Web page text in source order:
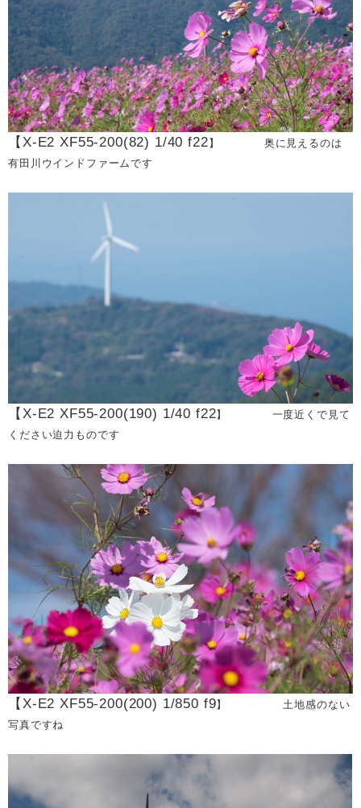
【X-E2 XF55-200(82) 1/40 f22 】 奥に見えるのは
有田川ウインドファームです
【X-E2 XF55-200(190) 1/40 f22】 一度近くで見て
ください迫力ものです
【X-E2 XF55-200(200) 1/850 f9】 土地感のない
写真ですね